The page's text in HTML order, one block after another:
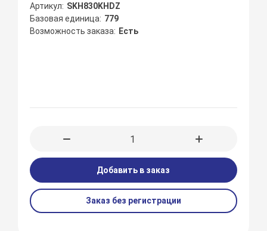
Артикул
SKH830KHDZ
Базовая единица 779
Возможность заказа
Есть
Добавить в заказ
Заказ без регистрации